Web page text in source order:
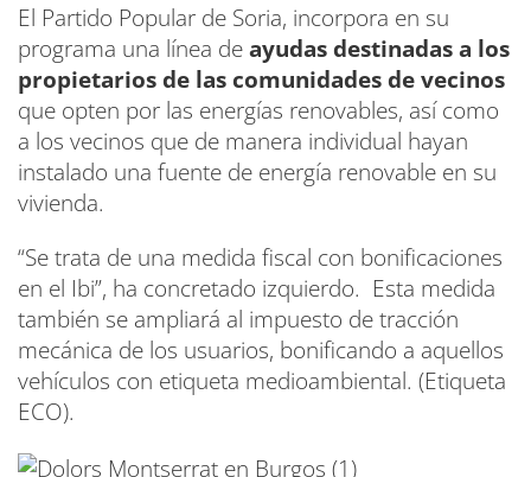
El Partido Popular de Soria, incorpora en su
programa una línea deayudas destinadas a los
propietarios de las comunidades de vecinos
que opten por las energías renovables, así como
a los vecinos que de manera individual hayan
instalado una fuente de energía renovable en su
vivienda.
“Se trata de una medida fiscal con bonificaciones
en el Ibi”, ha concretado izquierdo. Esta medida
también se ampliará al impuesto de tracción
mecánica de los usuarios, bonificando a aquellos
vehículos con etiqueta medioambiental. (Etiqueta
ECO).